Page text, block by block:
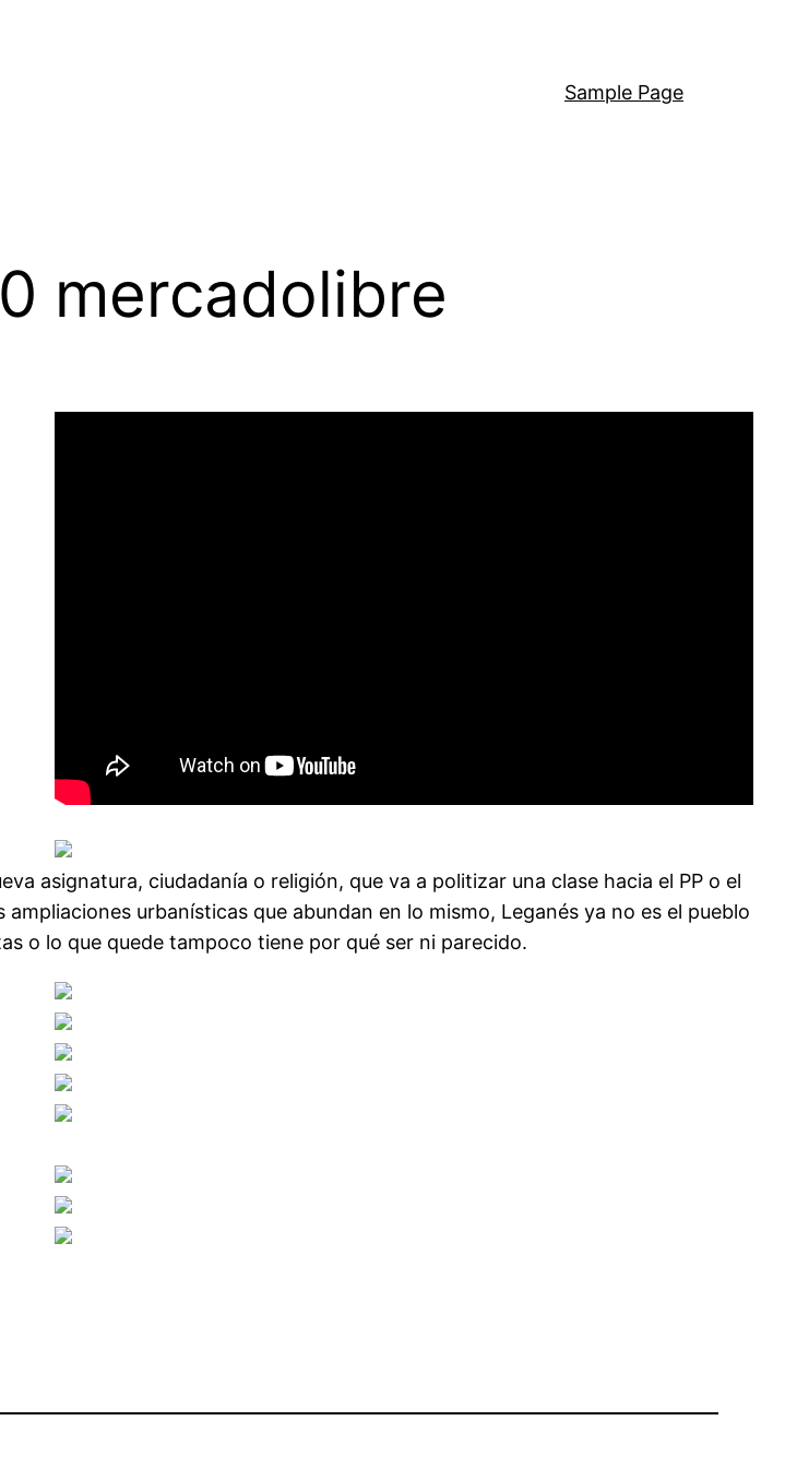
Sample Page
mercadolibre
asignatura, ciudadanía o religión, que va a politizar una clase hacia el PP o el
urbanísticas que abundan en lo mismo, Leganés ya no es el pueblo
o lo que quede tampoco tiene por qué ser ni parecido.